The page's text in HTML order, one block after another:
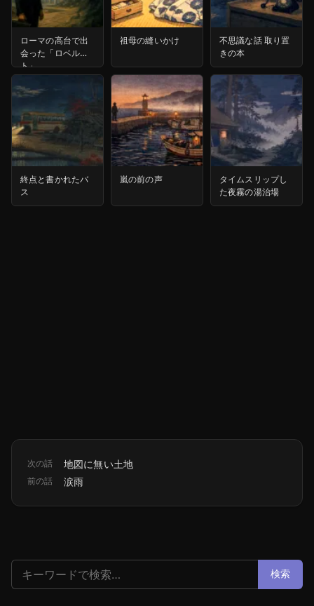
ローマの高台で出
会った「ロベル
ト」
祖母の縫いかけ
不思議な話 取り置
きの本
終点と書かれたバ
ス
嵐の前の声
タイムスリップし
た夜霧の湯治場
次の話 地図に無い土地
前の話 涙雨
検索: 検索